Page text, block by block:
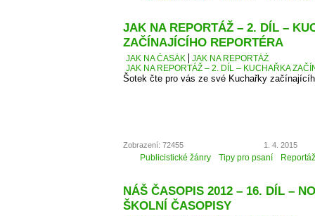
JAK NA REPORTÁŽ – 2. DÍL –
ZAČÍNAJÍCÍHO REPORTÉRA
JAK NA ČASÁK
JAK NA REPORTÁŽ
JAK NA REPORTÁŽ – 2. DÍL – KUCHAŘKA
Šotek čte pro vás ze své Kuchařky
Zobrazení: 72455 1. 4. 2015
Publicistické žánry Tipy pro psaní Reportáž
NÁŠ ČASOPIS 2012 – 16. DÍL –
ŠKOLNÍ ČASOPISY